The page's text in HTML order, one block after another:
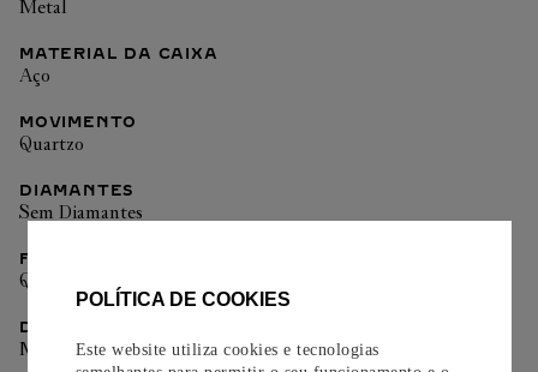
POLÍTICA DE COOKIES
Este website utiliza cookies e tecnologias
Metal
MATERIAL DA CAIXA
Aço
MOVIMENTO
Quartzo
DIAMANTES
Sem Diamantes
FORMATO
Quadrado
DIMENSÕES
Médio